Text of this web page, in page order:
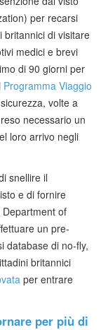
per recarsi
britannici di visitare
medici e brevi
di 90 giorni per
Programma Viaggio
volte a
necessario un
loro arrivo negli
snellire il
e di fornire
of
un pre-
database di no-fly,
britannici
per entrare
per più di